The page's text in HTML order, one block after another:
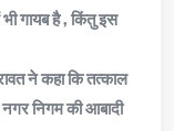
गायब है , किंतु इस
ने कहा कि तत्काल
नगर निगम की आबादी